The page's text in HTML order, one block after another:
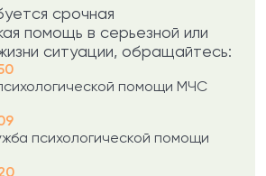
срочная
помощь в серьезной или
ситуации, обращайтесь:
помощи МЧС
психологической помощи